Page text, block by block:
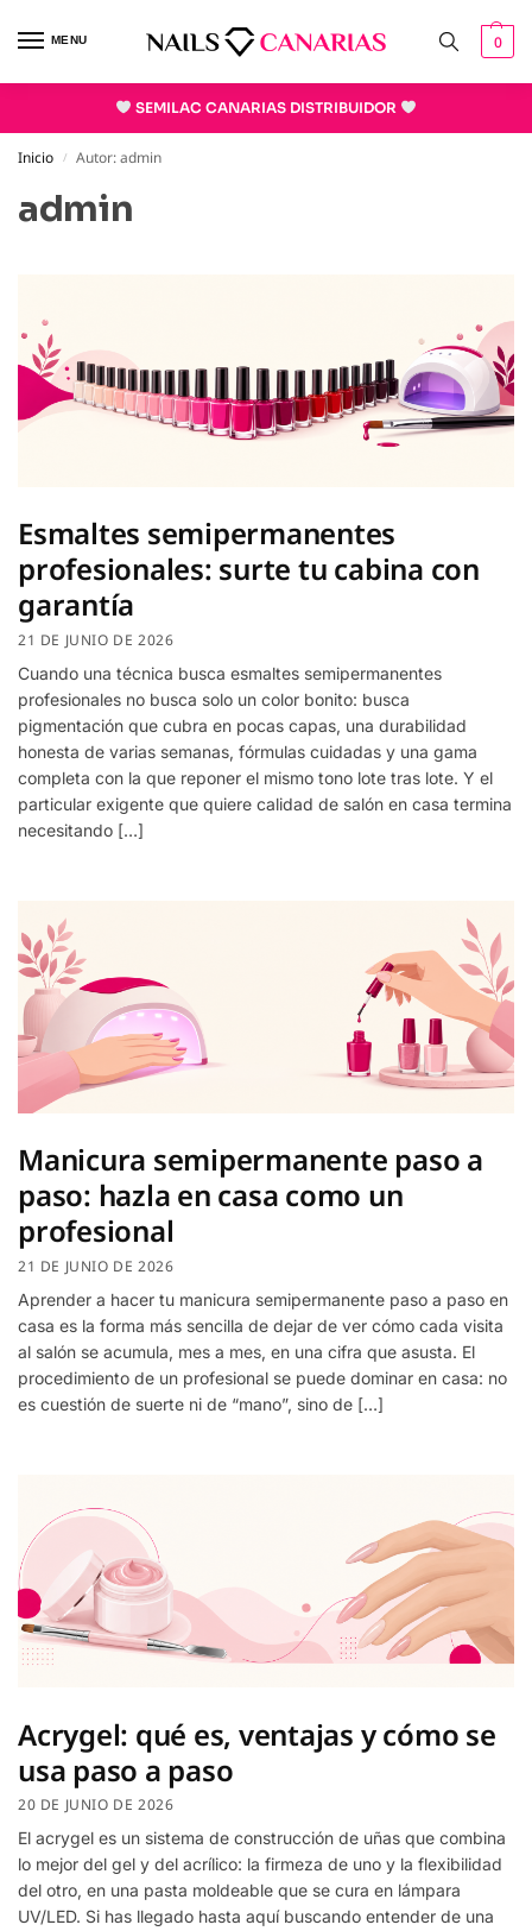
MENU 0
SEMILAC CANARIAS DISTRIBUIDOR
Inicio / Autor: admin
admin
Esmaltes semipermanentes
profesionales: surte tu cabina con
garantía
21 DE JUNIO DE 2026
Cuando una técnica busca esmaltes semipermanentes
profesionales no busca solo un color bonito: busca
pigmentación que cubra en pocas capas, una durabilidad
honesta de varias semanas, fórmulas cuidadas y una gama
completa con la que reponer el mismo tono lote tras lote. Y el
particular exigente que quiere calidad de salón en casa termina
necesitando […]
Manicura semipermanente paso a
paso: hazla en casa como un
profesional
21 DE JUNIO DE 2026
Aprender a hacer tu manicura semipermanente paso a paso en
casa es la forma más sencilla de dejar de ver cómo cada visita
al salón se acumula, mes a mes, en una cifra que asusta. El
procedimiento de un profesional se puede dominar en casa: no
es cuestión de suerte ni de “mano”, sino de […]
Acrygel: qué es, ventajas y cómo se
usa paso a paso
20 DE JUNIO DE 2026
El acrygel es un sistema de construcción de uñas que combina
lo mejor del gel y del acrílico: la firmeza de uno y la flexibilidad
del otro, en una pasta moldeable que se cura en lámpara
UV/LED. Si has llegado hasta aquí buscando entender de una